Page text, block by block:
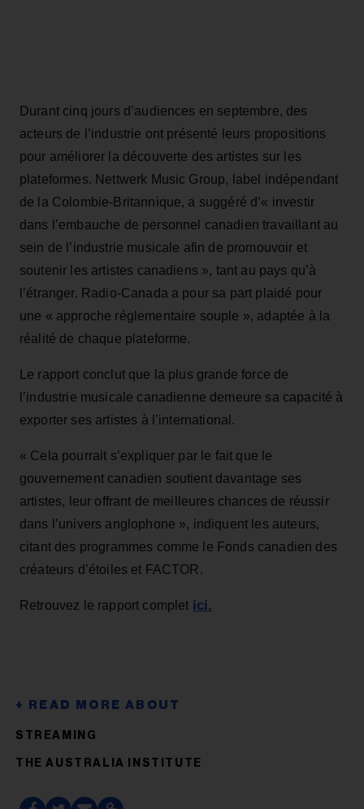
Durant cinq jours d’audiences en septembre, des
acteurs de l’industrie ont présenté leurs propositions
pour améliorer la découverte des artistes sur les
plateformes. Nettwerk Music Group, label indépendant
de la Colombie-Britannique, a suggéré d’« investir
dans l’embauche de personnel canadien travaillant au
sein de l’industrie musicale afin de promouvoir et
soutenir les artistes canadiens », tant au pays qu’à
l’étranger. Radio-Canada a pour sa part plaidé pour
une « approche réglementaire souple », adaptée à la
réalité de chaque plateforme.
Le rapport conclut que la plus grande force de
l’industrie musicale canadienne demeure sa capacité à
exporter ses artistes à l’international.
« Cela pourrait s’expliquer par le fait que le
gouvernement canadien soutient davantage ses
artistes, leur offrant de meilleures chances de réussir
dans l’univers anglophone », indiquent les auteurs,
citant des programmes comme le Fonds canadien des
créateurs d’étoiles et FACTOR.
Retrouvez le rapport complet ici.
STREAMING
THE AUSTRALIA INSTITUTE